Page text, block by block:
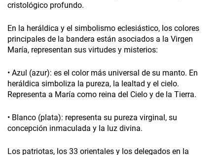
cristológico profundo.
En la heráldica y el simbolismo eclesiástico, los colores
principales de la bandera están asociados a la Virgen
María, representan sus virtudes y misterios:
• Azul (azur): es el color más universal de su manto. En
heráldica simboliza la pureza, la lealtad y el cielo.
Representa a María como reina del Cielo y de la Tierra.
• Blanco (plata): representa su pureza virginal, su
concepción inmaculada y la luz divina.
Los patriotas, los 33 orientales y los delegados en la